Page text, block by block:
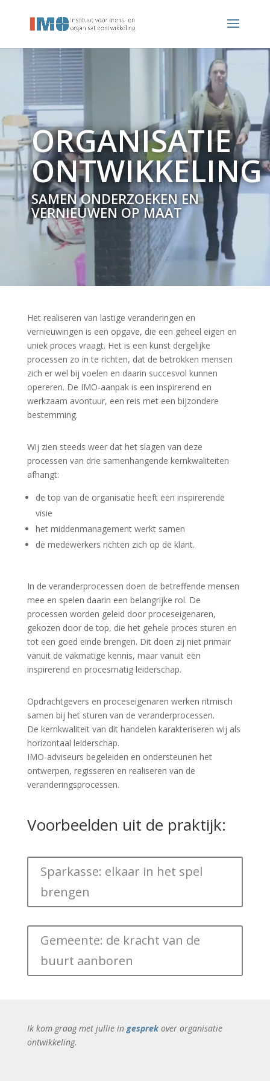
ORGANISATIE
ONTWIKKELING
SAMEN ONDERZOEKEN EN
VERNIEUWEN OP MAAT
Het realiseren van lastige veranderingen en
vernieuwingen is een opgave, die een geheel eigen en
uniek proces vraagt. Het is een kunst dergelijke
processen zo in te richten, dat de betrokken mensen
zich er wel bij voelen en daarin succesvol kunnen
opereren. De IMO-aanpak is een inspirerend en
werkzaam avontuur, een reis met een bijzondere
bestemming.
Wij zien steeds weer dat het slagen van deze
processen van drie samenhangende kernkwaliteiten
afhangt:
de top van de organisatie heeft een inspirerende
visie
het middenmanagement werkt samen
de medewerkers richten zich op de klant.
In de veranderprocessen doen de betreffende mensen
mee en spelen daarin een belangrijke rol. De
processen worden geleid door proceseigenaren,
gekozen door de top, die het gehele proces sturen en
tot een goed einde brengen. Dit doen zij niet primair
vanuit de vakmatige kennis, maar vanuit een
inspirerend en procesmatig leiderschap.
Opdrachtgevers en proceseigenaren werken ritmisch
samen bij het sturen van de veranderprocessen.
De kernkwaliteit van dit handelen karakteriseren wij als
horizontaal leiderschap.
IMO-adviseurs begeleiden en ondersteunen het
ontwerpen, regisseren en realiseren van de
veranderingsprocessen.
Voorbeelden uit de praktijk:
Sparkasse: elkaar in het spel
brengen
Gemeente: de kracht van de
buurt aanboren
Ik kom graag met jullie ingesprek over organisatie
ontwikkeling.